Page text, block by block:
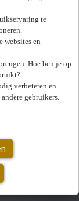
te
websites en
Hoe ben je op
verbeteren en
gebruikers.
job voor jou
aangemeld.
proberen.